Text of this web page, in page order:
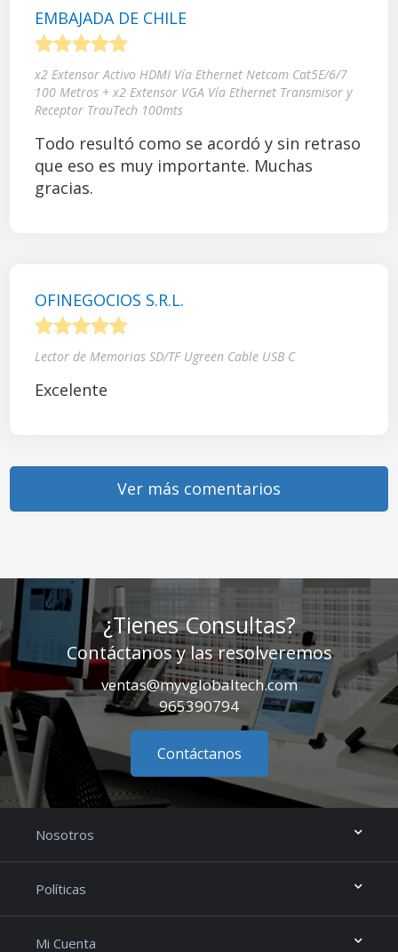
EMBAJADA DE CHILE
x2 Extensor Activo HDMI Vía Ethernet Netcom Cat5E/6/7
100 Metros + x2 Extensor VGA Vía Ethernet Transmisor y
Receptor TrauTech 100mts
Todo resultó como se acordó y sin retraso
que eso es muy importante. Muchas
gracias.
OFINEGOCIOS S.R.L.
Lector de Memorias SD/TF Ugreen Cable USB C
Excelente
Ver más comentarios
¿Tienes Consultas?
Contáctanos y las resolveremos
ventas@myvglobaltech.com
965390794
Contáctanos
Nosotros
Políticas
Mi Cuenta